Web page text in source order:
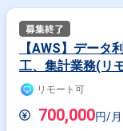
プインターネット広告
発するグループインタ
を用いたデータ基盤を
発するグループ掲載情
ApacheSparkAWS
【AWS】データ
工、集計業務(リ
リモート可
700,000円/月